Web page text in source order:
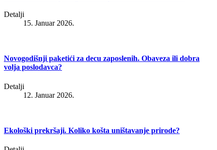
Detalji
15. Januar 2026.
Novogodišnji paketići za decu zaposlenih. Obaveza ili dobra
volja poslodavca?
Detalji
12. Januar 2026.
Ekološki prekršaji. Koliko košta uništavanje prirode?